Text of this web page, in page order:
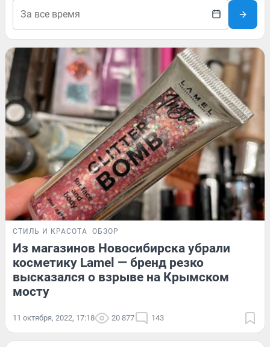
СТИЛЬ И КРАСОТА ОБЗОР
Из магазинов Новосибирска убрали
косметику Lamel — бренд резко
высказался о взрыве на Крымском
мосту
11 октября, 2022, 17:18 20 877 143